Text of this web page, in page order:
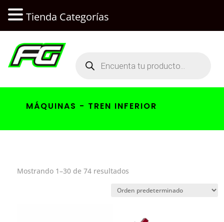
productos
MÁQUINAS - TREN INFERIOR
Mostrando 1–30 de 74 resultados
Tienda Categorías